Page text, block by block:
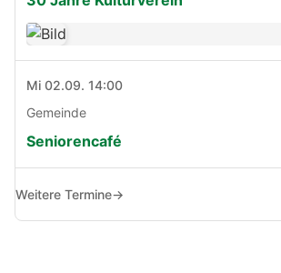
Mi 02.09. 14:00
Gemeinde
Seniorencafé
Weitere Termine→